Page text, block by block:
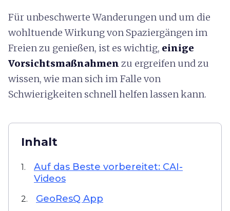
Für unbeschwerte Wanderungen und um die
wohltuende Wirkung von Spaziergängen im
Freien zu genießen, ist es wichtig, einige
Vorsichtsmaßnahmen zu ergreifen und zu
wissen, wie man sich im Falle von
Schwierigkeiten schnell helfen lassen kann.
Inhalt
1.
Auf das Beste vorbereitet: CAI-
Videos
2. GeoResQ App